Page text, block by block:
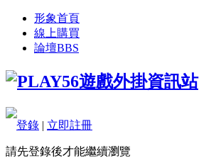
形象首頁
線上購買
論壇BBS
登錄 | 立即註冊
請先登錄後才能繼續瀏覽